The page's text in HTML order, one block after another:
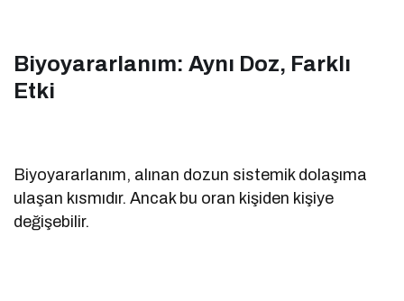
Biyoyararlanım: Aynı Doz, Farklı
Etki
Biyoyararlanım, alınan dozun sistemik dolaşıma
ulaşan kısmıdır. Ancak bu oran kişiden kişiye
değişebilir.